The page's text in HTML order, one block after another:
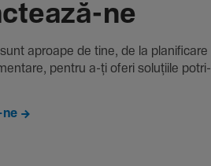
ne
aproape de tine, de la plani­fi­care
pentru a-ți oferi solu­țiile potri­
ne